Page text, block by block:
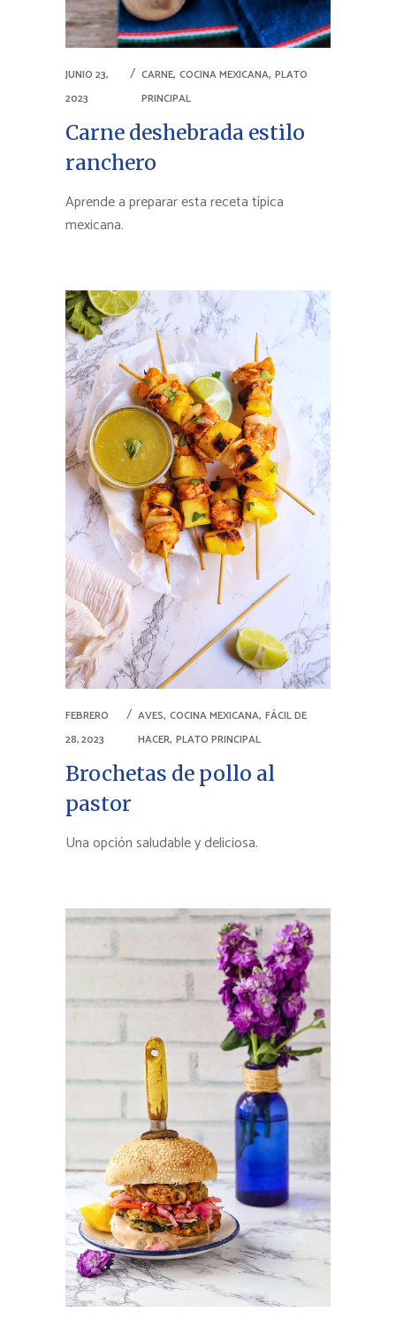
JUNIO 23,
2023
CARNE, COCINA MEXICANA, PLATO
PRINCIPAL
Carne deshebrada estilo
ranchero
Aprende a preparar esta receta típica
mexicana.
FEBRERO
28, 2023
AVES, COCINA MEXICANA, FÁCIL DE
HACER, PLATO PRINCIPAL
Brochetas de pollo al
pastor
Una opción saludable y deliciosa.